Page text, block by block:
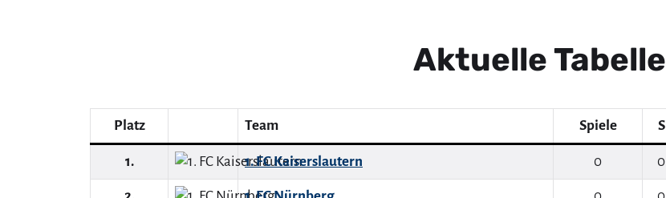
Aktuelle Tabelle
Platz Team Spiele S
1. 1. FC Kaiserslautern 0 0